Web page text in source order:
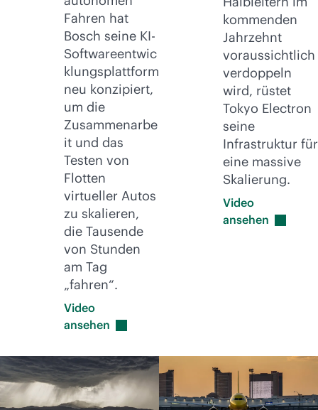
Fahren hat
Bosch seine KI-
Softwareentwic
klungsplattform
neu konzipiert,
um die
Zusammenarbe
it und das
Testen von
Flotten
virtueller Autos
zu skalieren,
die Tausende
von Stunden
am Tag
„fahren“.
Video
ansehen
kommenden
Jahrzehnt
voraussichtlich
verdoppeln
wird, rüstet
Tokyo Electron
seine
Infrastruktur für
eine massive
Skalierung.
Video
ansehen